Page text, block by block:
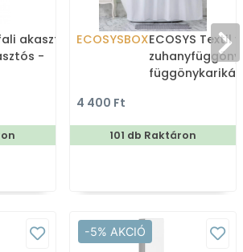
akasztó,
-
ECOSYSBOXECOSYS Textil
zuhanyfüggöny
4 400 Ft
101 db Raktáron
-5% AKCIÓ